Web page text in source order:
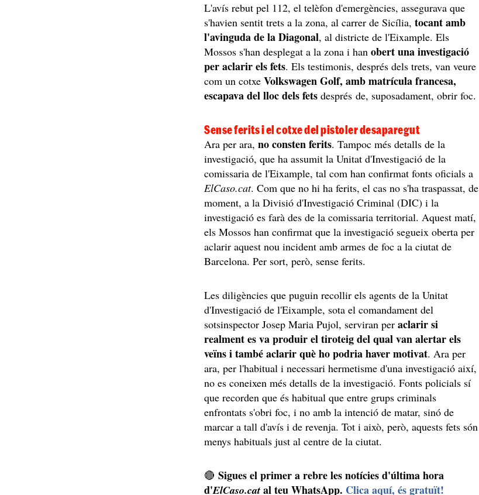
L'avís rebut pel 112, el telèfon d'emergències, assegurava que
s'havien sentit trets a la zona, al carrer de Sicília,tocant amb
l'avinguda de la Diagonal, al districte de l'Eixample. Els
Mossos s'han desplegat a la zona i hanobert una investigació
per aclarir els fets. Els testimonis, després dels trets, van veure
com un cotxeVolkswagen Golf, amb matrícula francesa,
escapava del lloc dels fets després de, suposadament, obrir foc.
Sense ferits i el cotxe del pistoler desaparegut
Ara per ara, no consten ferits. Tampoc més detalls de la
investigació, que ha assumit la Unitat d'Investigació de la
comissaria de l'Eixample, tal com han confirmat fonts oficials a
ElCaso.cat. Com que no hi ha ferits, el cas no s'ha traspassat, de
moment, a la Divisió d'Investigació Criminal (DIC) i la
investigació es farà des de la comissaria territorial. Aquest matí,
els Mossos han confirmat que la investigació segueix oberta per
aclarir aquest nou incident amb armes de foc a la ciutat de
Barcelona. Per sort, però, sense ferits.
Les diligències que puguin recollir els agents de la Unitat
d'Investigació de l'Eixample, sota el comandament del
sotsinspector Josep Maria Pujol, serviran peraclarir si
realment es va produir el tiroteig del qual van alertar els
veïns i també aclarir què ho podria haver motivat. Ara per
ara, per l'habitual i necessari hermetisme d'una investigació així,
no es coneixen més detalls de la investigació. Fonts policials sí
que recorden que és habitual que entre grups criminals
enfrontats s'obri foc, i no amb la intenció de matar, sinó de
marcar a tall d'avís i de revenja. Tot i això, però, aquests fets són
menys habituals just al centre de la ciutat.
🔴Sigues el primer a rebre les notícies d'última hora
d'ElCaso.cat al teu WhatsApp. Clica aquí, és gratuït!